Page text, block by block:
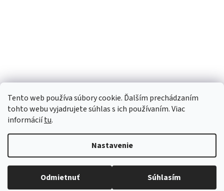
Tento web používa súbory cookie. Ďalším prechádzaním
tohto webu vyjadrujete súhlas s ich používaním. Viac
informáciítu.
Nastavenie
Odmietnuť Súhlasím
Robíme všetko pre to, aby sme vaše objednávky doručili
čo najskôr. Ospravedlňujeme sa za prípadné oneskorenie
Vytvoril Shoptet
Copyright 2026Luana e-shop . Všetky práva vyhradené.